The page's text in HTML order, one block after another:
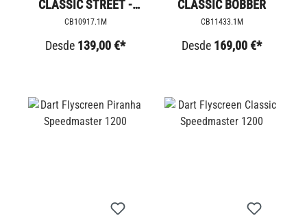
CLASSIC STREET -
SPEED TWIN /
CB10917.1M
Desde 139,00 €*
CLASSIC BOBBER
CB11433.1M
Desde 169,00 €*